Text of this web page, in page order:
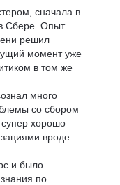
сначала в
Сбере. Опыт
решил
момент уже
в том же
много
со сбором
хорошо
вроде
и было
по